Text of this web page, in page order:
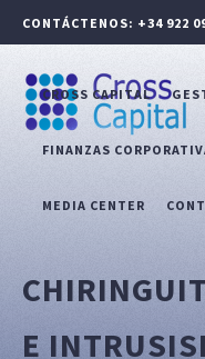
CONTÁCTENOS: +34 922
CROSS CAPITAL
FINANZAS
MEDIA CENTER
E